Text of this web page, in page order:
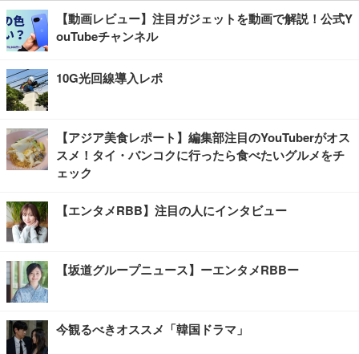
【動画レビュー】注目ガジェットを動画で解説！公式Y
ouTubeチャンネル
10G光回線導入レポ
【アジア美食レポート】編集部注目のYouTuberがオス
スメ！タイ・バンコクに行ったら食べたいグルメをチ
ェック
【エンタメRBB】注目の人にインタビュー
【坂道グループニュース】ーエンタメRBBー
今観るべきオススメ「韓国ドラマ」